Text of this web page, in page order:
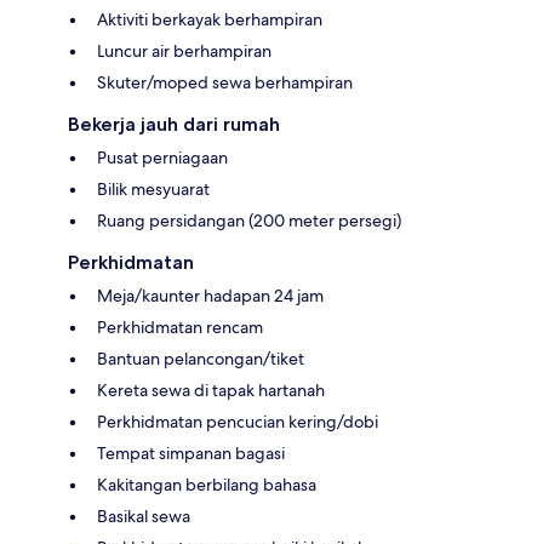
Aktiviti berkayak berhampiran
Luncur air berhampiran
Skuter/moped sewa berhampiran
Bekerja jauh dari rumah
Pusat perniagaan
Bilik mesyuarat
Ruang persidangan (200 meter persegi)
Perkhidmatan
Meja/kaunter hadapan 24 jam
Perkhidmatan rencam
Bantuan pelancongan/tiket
Kereta sewa di tapak hartanah
Perkhidmatan pencucian kering/dobi
Tempat simpanan bagasi
Kakitangan berbilang bahasa
Basikal sewa